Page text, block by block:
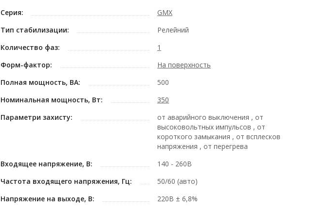
Серия:
GMX
Тип стабилизации:
Релейний
Количество фаз:
1
Форм-фактор:
На поверхность
Полная мощность, ВА:
500
Номинальная мощность, Вт:
350
Параметри захисту:
от аварийного выключения , от
высоковольтных импульсов , от
короткого замыкания , от всплесков
напряжения , от перегрева
Входящее напряжение, В:
140 - 260В
Частота входящего напряжения, Гц:
50/60 (авто)
Напряжение на выходе, В:
220В ± 6,8%